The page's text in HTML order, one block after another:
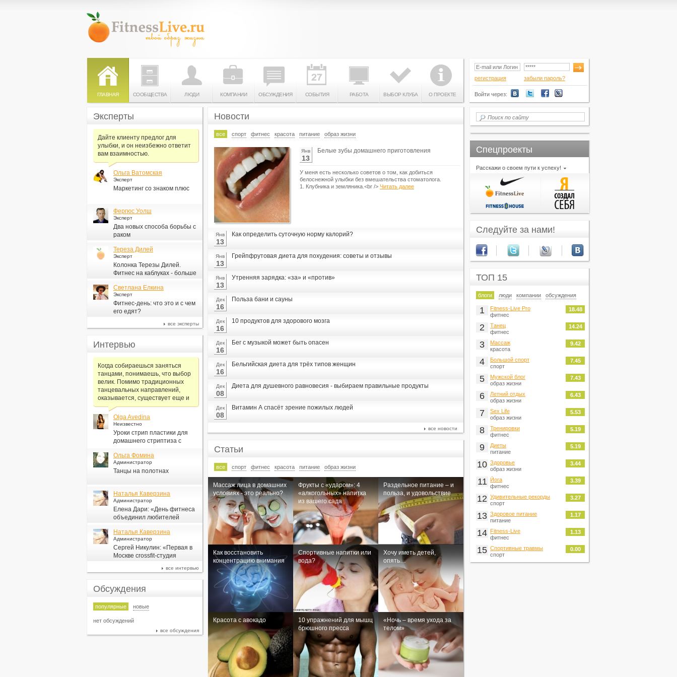
ГЛАВНАЯ СООБЩЕСТВА ЛЮДИ КОМПАНИИ ОБСУЖДЕНИЯ СОБЫТИЯ РАБОТА ВЫБОР КЛУБА О ПРОЕКТЕ
регистрация забыли пароль?
Войти через:
Новости
все спорт фитнес красота питание образ жизни
Янв
13
Белые зубы домашнего приготовления
У меня есть несколько советов о том, как добиться
белоснежной улыбки без вмешательства стоматолога.
1. Клубника и земляника.<br /> Читать далее
Янв
13
Как определить суточную норму калорий?
Янв
13
Грейпфрутовая диета для похудения: советы и отзывы
Янв
13
Утренняя зарядка: «за» и «против»
Дек
16
Польза бани и сауны
Дек
16
10 продуктов для здорового мозга
Дек
16
Бег с музыкой может быть опасен
Дек
16
Бельгийская диета для трёх типов женщин
Дек
08
Диета для душевного равновесия - выбираем правильные продукты
Дек
08
Витамин А спасёт зрение пожилых людей
все новости
Статьи
все спорт фитнес красота питание образ жизни
Массаж лица в домашних
условиях - это реально?
Фрукты с «ударом»: 4
«алкогольных» напитка
из вашего сада
Раздельное питание – и
польза, и удовольствие
Как восстановить
концентрацию внимания
Спортивные напитки или
вода?
Хочу иметь детей,
опять…
Красота с авокадо
10 упражнений для мышц
брюшного пресса
«Ночь – время ухода за
телом»
Эксперты
Дайте клиенту предлог для
улыбки, и он неизбежно ответит
вам взаимностью.
Ольга Ватомская
Эксперт
Маркетинг со знаком плюс
Фергюс Уолш
Эксперт
Два новых способа борьбы с
раком
Тереза Дилей
Эксперт
Колонка Терезы Дилей.
Фитнес на каблуках - больше
Светлана Елкина
Эксперт
Фитнес-день: что это и с чем
его едят?
все эксперты
Интервью
Когда собираешься заняться
танцами, понимаешь, что выбор
велик. Помимо традиционных
танцевальных направлений,
оказывается, существует еще и
Olga Avedina
Неизвестно
Уроки стрип пластики для
домашнего стриптиза с
Ольга Фомина
Администратор
Танцы на полотнах
Наталья Каверзина
Администратор
Елена Дари: «День фитнеса
объединил любителей
всей стране»
Наталья Каверзина
Администратор
Сергей Никулин: «Первая в
Москве сrossfit-студия
все интервью
Обсуждения
популярные новые
нет обсуждений
все обсуждения
Спецпроекты
Расскажи о своем пути к успеху!
Следуйте за нами!
ТОП 15
блоги люди компании обсуждения
1
Fitness-Live Pro
фитнес
18.48
2
Танец
фитнес
14.24
3
Массаж
красота
9.42
4
Большой спорт
спорт
7.45
5
Мужской блог
образ жизни
7.43
6
Летний отдых
образ жизни
6.43
7
Sex Life
образ жизни
5.53
8
Тренировки
фитнес
5.19
9
Диеты
питание
5.19
10 Здоровье
образ жизни
3.44
11
Йога
фитнес
3.39
12 Удивительные рекорды
спорт
3.27
13 Здоровое питание
питание
1.17
14 Fitness-Live
фитнес
1.13
15 Спортивные травмы
спорт
0.00